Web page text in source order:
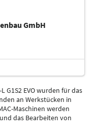
GmbH
G1S2 EVO wurden für das
an Werkstücken in
Maschinen werden
das Bearbeiten von